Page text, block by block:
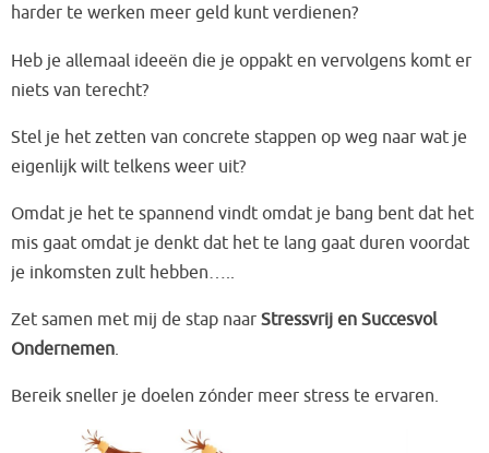
harder te werken meer geld kunt verdienen?
Heb je allemaal ideeën die je oppakt en vervolgens komt er
niets van terecht?
Stel je het zetten van concrete stappen op weg naar wat je
eigenlijk wilt telkens weer uit?
Omdat je het te spannend vindt omdat je bang bent dat het
mis gaat omdat je denkt dat het te lang gaat duren voordat
je inkomsten zult hebben…..
Zet samen met mij de stap naarStressvrij en Succesvol
Ondernemen.
Bereik sneller je doelen zónder meer stress te ervaren.